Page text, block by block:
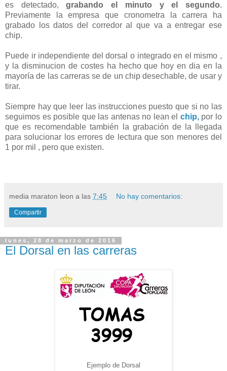
es detectado,grabando el minuto y el segundo.
Previamente la empresa que cronometra la carrera ha
grabado los datos del corredor al que va a entregar ese
chip.
Puede ir independiente del dorsal o integrado en el mismo ,
y la disminucion de costes ha hecho que hoy en dia en la
mayoría de las carreras se de un chip desechable, de usar y
tirar.
Siempre hay que leer las instrucciones puesto que si no las
seguimos es posible que las antenas no lean el chip,por lo
que es recomendable también la grabación de la llegada
para solucionar los errores de lectura que son menores del
1 por mil , pero que existen.
media maraton leon a las 7:45 No hay comentarios:
Compartir
lunes, 28 de marzo de 2016
El Dorsal en las carreras
Ejemplo de Dorsal